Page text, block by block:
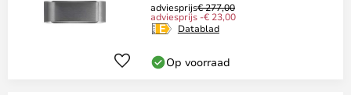
adviesprijs€ 277,00
adviesprijs -€ 23,00
Datablad
Op voorraad